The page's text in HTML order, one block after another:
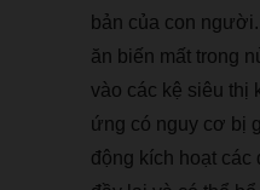
bản của con ngườ
ăn biến mất trong n
vào các kệ siêu thị
ứng có nguy cơ bị g
động kích hoạt các